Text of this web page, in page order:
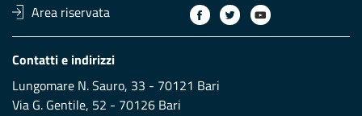
Area riservata
Contatti e indirizzi
Lungomare N. Sauro, 33 - 70121 Bari
Via G. Gentile, 52 - 70126 Bari